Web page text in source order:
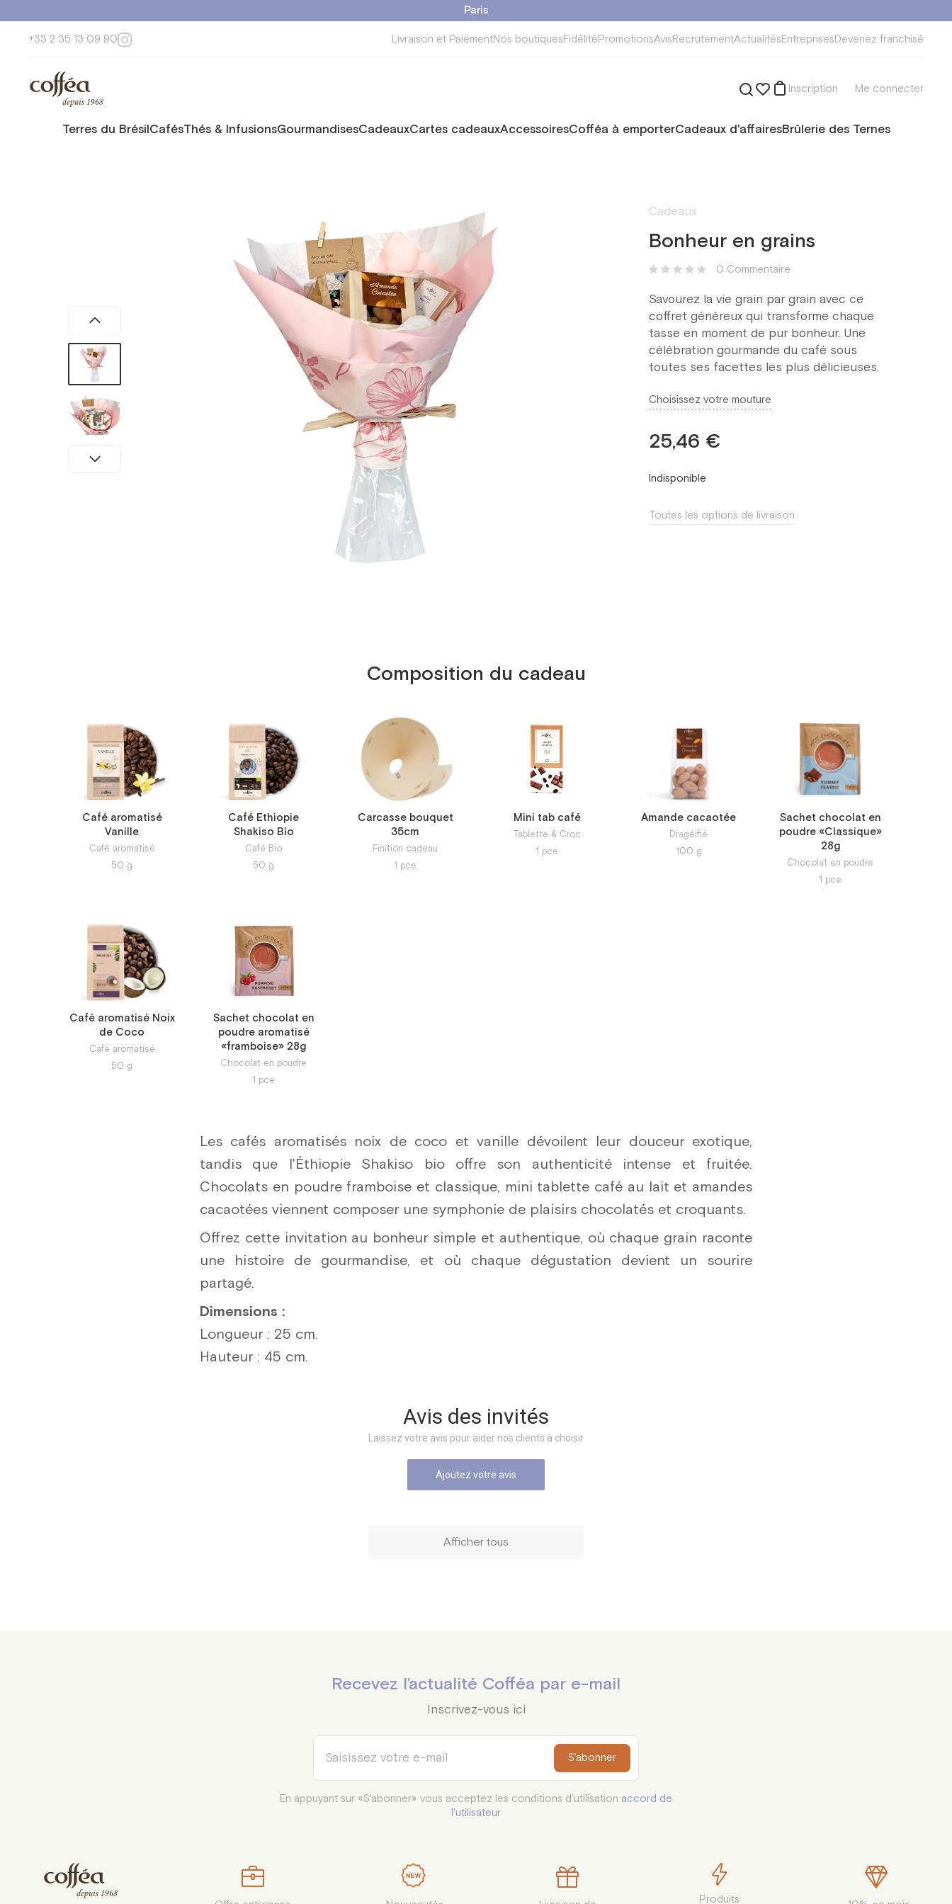
Paris
+33 2 35 13 09 90 Livraison et PaiementNos boutiquesFidélitéPromotionsAvisRecrutementActualitésEntreprisesDevenez franchisé
Inscription Me connecter
Terres du BrésilCafésThés & InfusionsGourmandisesCadeauxCartes cadeauxAccessoiresCofféa à emporterCadeaux d'affairesBrûlerie des Ternes
Cadeaux
Bonheur en grains
0 Сommentaire
Savourez la vie grain par grain avec ce
coffret généreux qui transforme chaque
tasse en moment de pur bonheur. Une
célébration gourmande du café sous
toutes ses facettes les plus délicieuses.
Choisissez votre mouture
25,46 €
Indisponible
Toutes les options de livraison
Composition du cadeau
Café aromatisé
Vanille
Café aromatisé
50 g
Café Ethiopie
Shakiso Bio
Café Bio
50 g
Carcasse bouquet
35cm
Finition cadeau
1 pce
Mini tab café
Tablette & Croc
1 pce
Amande cacaotée
Dragéifié
100 g
Sachet chocolat en
poudre «Classique»
28g
Chocolat en poudre
1 pce
Café aromatisé Noix
de Coco
Café aromatisé
50 g
Sachet chocolat en
poudre aromatisé
«framboise» 28g
Chocolat en poudre
1 pce
Les cafés aromatisés noix de coco et vanille dévoilent leur douceur exotique,
tandis que l'Éthiopie Shakiso bio offre son authenticité intense et fruitée.
Chocolats en poudre framboise et classique, mini tablette café au lait et amandes
cacaotées viennent composer une symphonie de plaisirs chocolatés et croquants.
Offrez cette invitation au bonheur simple et authentique, où chaque grain raconte
une histoire de gourmandise, et où chaque dégustation devient un sourire
partagé.
Dimensions :
Longueur : 25 cm.
Hauteur : 45 cm.
Avis des invités
Laissez votre avis pour aider nos clients à choisir
Ajoutez votre avis
Afficher tous
Recevez l’actualité Cofféa par e-mail
Inscrivez-vous ici
S'abonner
En appuyant sur «S'abonner» vous acceptez les conditions d'utilisation accord de
l'utilisateur
Produits